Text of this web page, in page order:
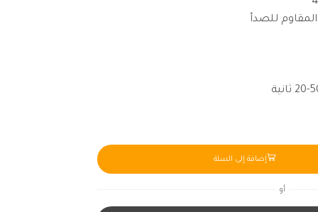
للصدأ
إضافة إلى السلة
أو